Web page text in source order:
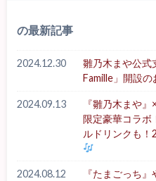
の最新記事
2024.12.30
雛乃木まや公式
Famille」開設の
2024.09.13
『雛乃木まや
限定豪華コラボ
ルドリンクも
2024.08.12
『たまごっち